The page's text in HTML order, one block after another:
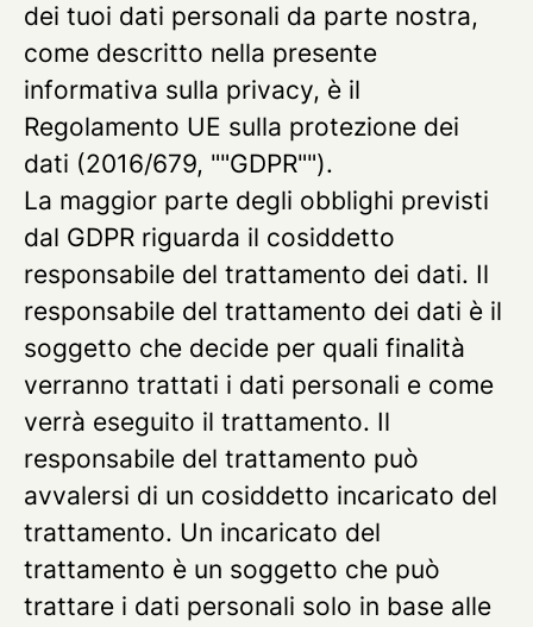
dei tuoi dati personali da parte nostra,
come descritto nella presente
informativa sulla privacy, è il
Regolamento UE sulla protezione dei
dati (2016/679, ""GDPR"").
La maggior parte degli obblighi previsti
dal GDPR riguarda il cosiddetto
responsabile del trattamento dei dati. Il
responsabile del trattamento dei dati è il
soggetto che decide per quali finalità
verranno trattati i dati personali e come
verrà eseguito il trattamento. Il
responsabile del trattamento può
avvalersi di un cosiddetto incaricato del
trattamento. Un incaricato del
trattamento è un soggetto che può
trattare i dati personali solo in base alle